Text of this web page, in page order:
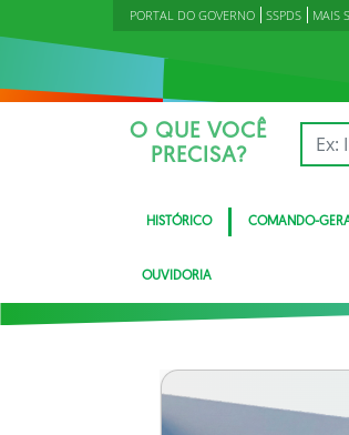
PORTAL DO GOVERNO SSPDS MAIS
O QUE VOCÊ
PRECISA?
HISTÓRICO COMANDO-
OUVIDORIA